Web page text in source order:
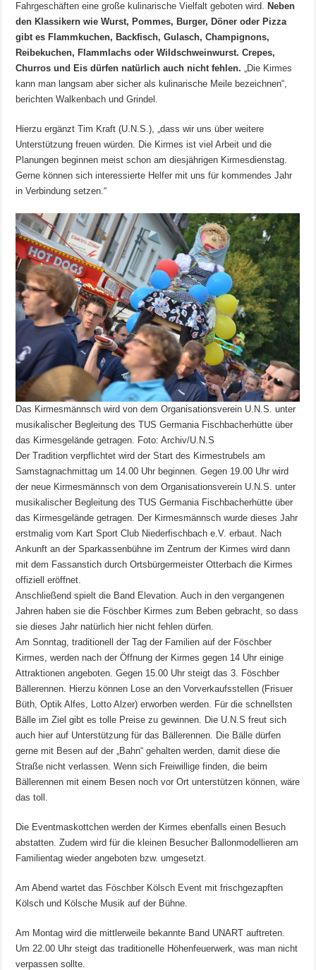
Fahrgeschäften eine große kulinarische Vielfalt geboten wird. Neben
den Klassikern wie Wurst, Pommes, Burger, Döner oder Pizza
gibt es Flammkuchen, Backfisch, Gulasch, Champignons,
Reibekuchen, Flammlachs oder Wildschweinwurst. Crepes,
Churros und Eis dürfen natürlich auch nicht fehlen. „Die Kirmes
kann man langsam aber sicher als kulinarische Meile bezeichnen“,
berichten Walkenbach und Grindel.
Hierzu ergänzt Tim Kraft (U.N.S.), „dass wir uns über weitere
Unterstützung freuen würden. Die Kirmes ist viel Arbeit und die
Planungen beginnen meist schon am diesjährigen Kirmesdienstag.
Gerne können sich interessierte Helfer mit uns für kommendes Jahr
in Verbindung setzen.“
Das Kirmesmännsch wird von dem Organisationsverein U.N.S. unter
musikalischer Begleitung des TUS Germania Fischbacherhütte über
das Kirmesgelände getragen. Foto: Archiv/U.N.S
Der Tradition verpflichtet wird der Start des Kirmestrubels am
Samstagnachmittag um 14.00 Uhr beginnen. Gegen 19.00 Uhr wird
der neue Kirmesmännsch von dem Organisationsverein U.N.S. unter
musikalischer Begleitung des TUS Germania Fischbacherhütte über
das Kirmesgelände getragen. Der Kirmesmännsch wurde dieses Jahr
erstmalig vom Kart Sport Club Niederfischbach e.V. erbaut. Nach
Ankunft an der Sparkassenbühne im Zentrum der Kirmes wird dann
mit dem Fassanstich durch Ortsbürgermeister Otterbach die Kirmes
offiziell eröffnet.
Anschließend spielt die Band Elevation. Auch in den vergangenen
Jahren haben sie die Föschber Kirmes zum Beben gebracht, so dass
sie dieses Jahr natürlich hier nicht fehlen dürfen.
Am Sonntag, traditionell der Tag der Familien auf der Föschber
Kirmes, werden nach der Öffnung der Kirmes gegen 14 Uhr einige
Attraktionen angeboten. Gegen 15.00 Uhr steigt das 3. Föschber
Bällerennen. Hierzu können Lose an den Vorverkaufsstellen (Frisuer
Büth, Optik Alfes, Lotto Alzer) erworben werden. Für die schnellsten
Bälle im Ziel gibt es tolle Preise zu gewinnen. Die U.N.S freut sich
auch hier auf Unterstützung für das Bällerennen. Die Bälle dürfen
gerne mit Besen auf der „Bahn“ gehalten werden, damit diese die
Straße nicht verlassen. Wenn sich Freiwillige finden, die beim
Bällerennen mit einem Besen noch vor Ort unterstützen können, wäre
das toll.
Die Eventmaskottchen werden der Kirmes ebenfalls einen Besuch
abstatten. Zudem wird für die kleinen Besucher Ballonmodellieren am
Familientag wieder angeboten bzw. umgesetzt.
Am Abend wartet das Föschber Kölsch Event mit frischgezapften
Kölsch und Kölsche Musik auf der Bühne.
Am Montag wird die mittlerweile bekannte Band UNART auftreten.
Um 22.00 Uhr steigt das traditionelle Höhenfeuerwerk, was man nicht
verpassen sollte.